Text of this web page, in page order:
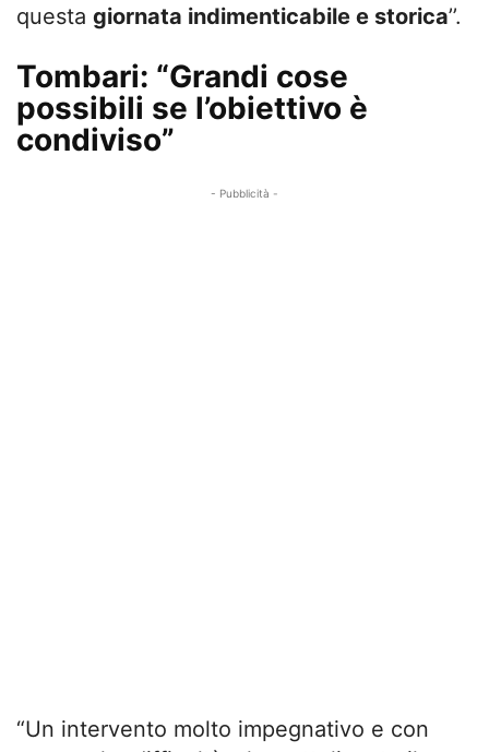
questa giornata indimenticabile e storica’’.
Tombari: “Grandi cose
possibili se l’obiettivo è
condiviso”
- Pubblicità -
“Un intervento molto impegnativo e con